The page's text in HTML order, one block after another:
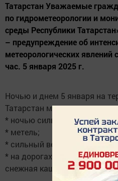
Татарстан Уважаемые
по гидрометеорологии и
среды Республики
– предупреждение об
метеорологических явлений
час. 5 января 2025 г.
Ночью и днем 5 января на
Татарстан местами
* ночью сильный снег,
* метель;
* сильный ветер порывами
* на дорогах сильная
снежная каша (и в Казани).